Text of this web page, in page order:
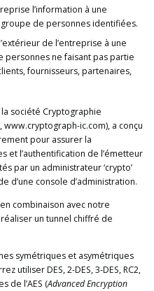
l’information à une
de personnes identifiées.
de l’entreprise à une
personnes ne faisant pas partie
fournisseurs, partenaires,
société Cryptographie
www.cryptograph-ic.com), a conçu
pour assurer la
et l’authentification de l’émetteur
par un administrateur ‘crypto’
d’une console d’administration.
combinaison avec notre
un tunnel chiffré de
symétriques et asymétriques
utiliser DES, 2-DES, 3-DES, RC2,
de l’AES (Advanced Encryption